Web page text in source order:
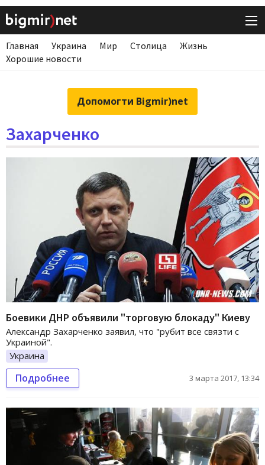
Главная Украина Мир Столица
Жизнь
Хорошие новости
Допомогти Bigmir)net
Захарченко
Боевики ДНР объявили "торговую блокаду" Киеву
Александр Захарченко заявил, что "рубит все связти с
Украиной".
Украина
Подробнее 3 марта 2017, 13:34